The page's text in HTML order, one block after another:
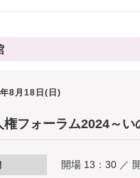
8月18日(日)
権フォーラム2024～い
開場 13：30 ／